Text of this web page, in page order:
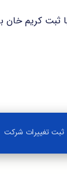
مشاوره با شماره
ثبت تغییرات شرکت